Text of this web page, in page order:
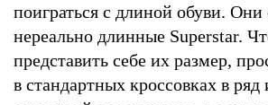
поиграться с длиной обуви. Они
нереально длинные Superstar.
представить себе их размер,
в стандартных кроссовках в ряд